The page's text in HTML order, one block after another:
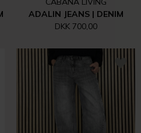
ADALIN JEANS | DENIM
DKK 700,00